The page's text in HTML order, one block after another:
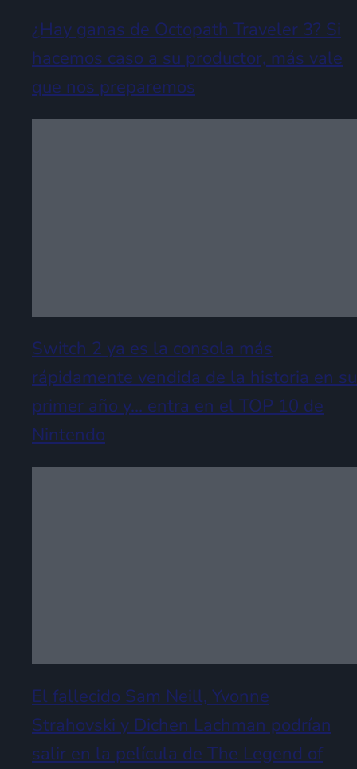
¿Hay ganas de Octopath Traveler 3? Si
hacemos caso a su productor, más vale
que nos preparemos
Switch 2 ya es la consola más
rápidamente vendida de la historia en su
primer año y… entra en el TOP 10 de
Nintendo
El fallecido Sam Neill, Yvonne
Strahovski y Dichen Lachman podrían
salir en la película de The Legend of